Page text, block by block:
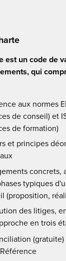
est un code de
qui
aux normes
de conseil) et
de formation)
et principes
concrets,
typiques
(proposition,
des litiges,
en trois